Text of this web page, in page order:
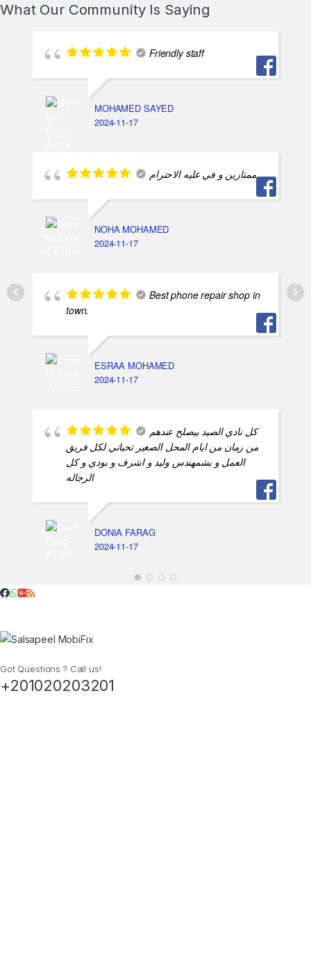
What Our Community Is Saying
Friendly staff
MOHAMED SAYED
2024-11-17
ممتازين و في غليه الاحترام
NOHA MOHAMED
2024-11-17
Best phone repair shop in
town.
ESRAA MOHAMED
2024-11-17
كل نادي الصيد بيصلح عندهم
من زمان من ايام المحل الصغير تحياتي لكل فريق
العمل و بشمهندس وليد و اشرف و بودي و كل
الرجاله
DONIA FARAG
2024-11-17
Got Questions ? Call us!
+201020203201